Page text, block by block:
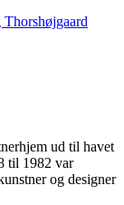
ud til havet
til 1982 var
og designer